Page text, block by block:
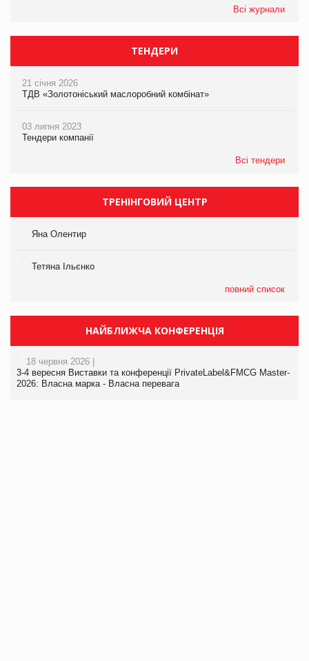
Всі журнали
ТЕНДЕРИ
21 січня 2026
ТДВ «Золотоніський маслоробний комбінат»
03 липня 2023
Тендери компанії
Всі тендери
ТРЕНІНГОВИЙ ЦЕНТР
Яна Олентир
Тетяна Ільєнко
повний список
НАЙБЛИЖЧА КОНФЕРЕНЦІЯ
18 червня 2026 |
3-4 вересня Виставки та конференції PrivateLabel&FMCG Master-
2026: Власна марка - Власна перевага